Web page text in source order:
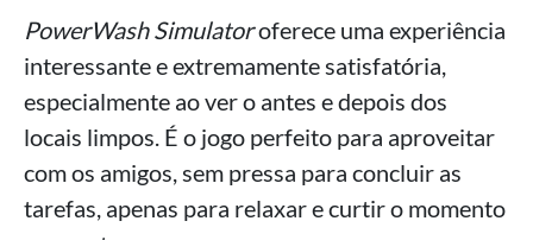
PowerWash Simulatoroferece uma experiência
interessante e extremamente satisfatória,
especialmente ao ver o antes e depois dos
locais limpos. É o jogo perfeito para aproveitar
com os amigos, sem pressa para concluir as
tarefas, apenas para relaxar e curtir o momento